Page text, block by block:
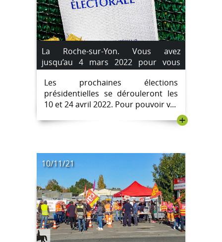
La Roche-sur-Yon. Vous avez
jusqu’au 4 mars 2022 pour vous
inscrire sur les listes électorales.
Les prochaines élections
présidentielles se dérouleront les
10 et 24 avril 2022. Pour pouvoir v...
+
10/11/21